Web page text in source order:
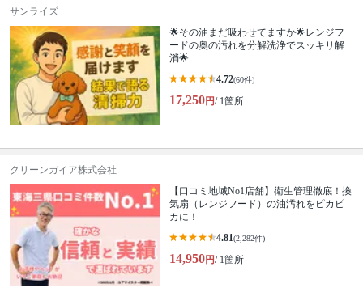
サンライズ
🌟その油まだ吸わせてますか🌟レンジフ
ードの奥の汚れを分解洗浄でスッキリ解
消🌟
4.72(60件)
17,250円/ 1箇所
クリーンガイア株式会社
【口コミ地域No1店舗】衛生管理徹底！換
気扇（レンジフード）の油汚れをピカピ
カに！
4.81(2,282件)
14,950円/ 1箇所